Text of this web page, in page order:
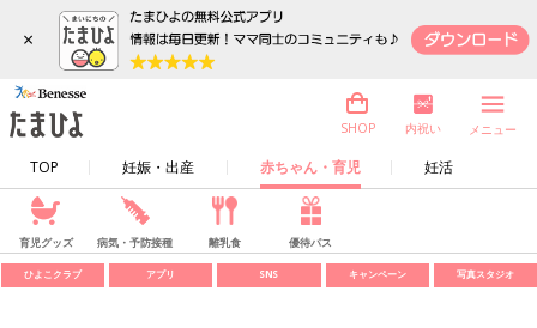
×
TOP 妊娠・出産 赤ちゃん・育児 妊活
SHOP 内祝い メニュー
育児グッズ 病気・予防接種 離乳食 優待パス
ひよこクラブ アプリ SNS キャンペーン 写真スタジオ